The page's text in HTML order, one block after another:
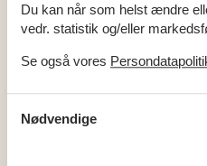
Alle
Artikler
Geografier
Danmark
Du kan når som helst ændre
vedr. statistik og/eller
Se også vores
Nødvendige